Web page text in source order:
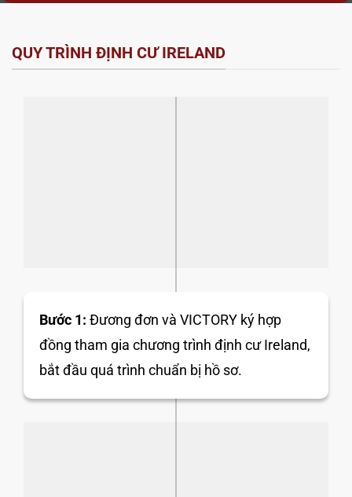
QUY TRÌNH ĐỊNH CƯ IRELAND
Bước 1: Đương đơn và VICTORY ký hợp
đồng tham gia chương trình định cư Ireland,
bắt đầu quá trình chuẩn bị hồ sơ.